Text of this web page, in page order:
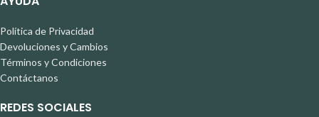
Política de Privacidad
Devoluciones y Cambios
Términos y Condiciones
Contáctanos
REDES SOCIALES